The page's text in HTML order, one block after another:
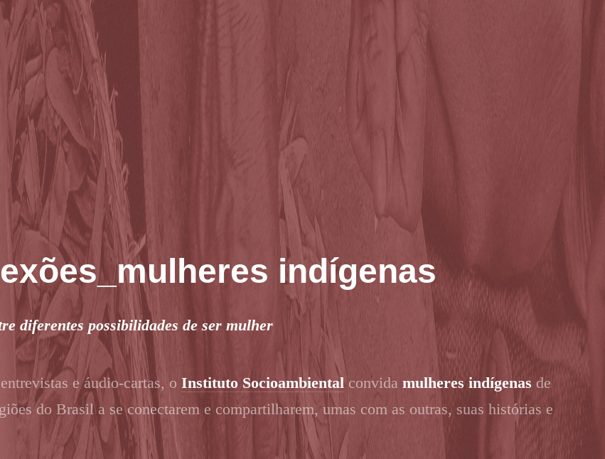
indígenas
diferentes possibilidades de ser mulher
e áudio-cartas, oInstituto Socioambiental convidamulheres indígenas de
do Brasil a se conectarem e compartilharem, umas com as outras, suas histórias e